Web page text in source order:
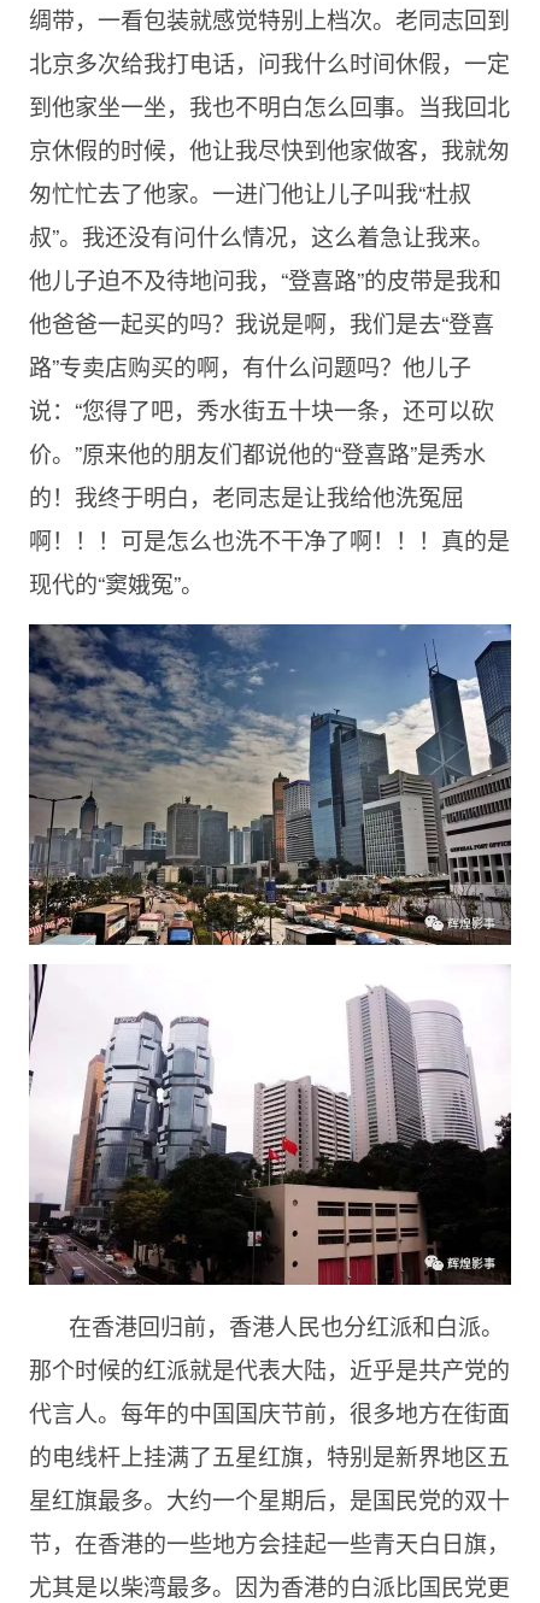
绸带，一看包装就感觉特别上档次。老同志回到
北京多次给我打电话，问我什么时间休假，一定
到他家坐一坐，我也不明白怎么回事。当我回北
京休假的时候，他让我尽快到他家做客，我就匆
匆忙忙去了他家。一进门他让儿子叫我“杜叔
叔”。我还没有问什么情况，这么着急让我来。
他儿子迫不及待地问我，“登喜路”的皮带是我和
他爸爸一起买的吗？我说是啊，我们是去“登喜
路”专卖店购买的啊，有什么问题吗？他儿子
说：“您得了吧，秀水街五十块一条，还可以砍
价。”原来他的朋友们都说他的“登喜路”是秀水
的！我终于明白，老同志是让我给他洗冤屈
啊！！！可是怎么也洗不干净了啊！！！真的是
现代的“窦娥冤”。
在香港回归前，香港人民也分红派和白派。
那个时候的红派就是代表大陆，近乎是共产党的
代言人。每年的中国国庆节前，很多地方在街面
的电线杆上挂满了五星红旗，特别是新界地区五
星红旗最多。大约一个星期后，是国民党的双十
节，在香港的一些地方会挂起一些青天白日旗，
尤其是以柴湾最多。因为香港的白派比国民党更